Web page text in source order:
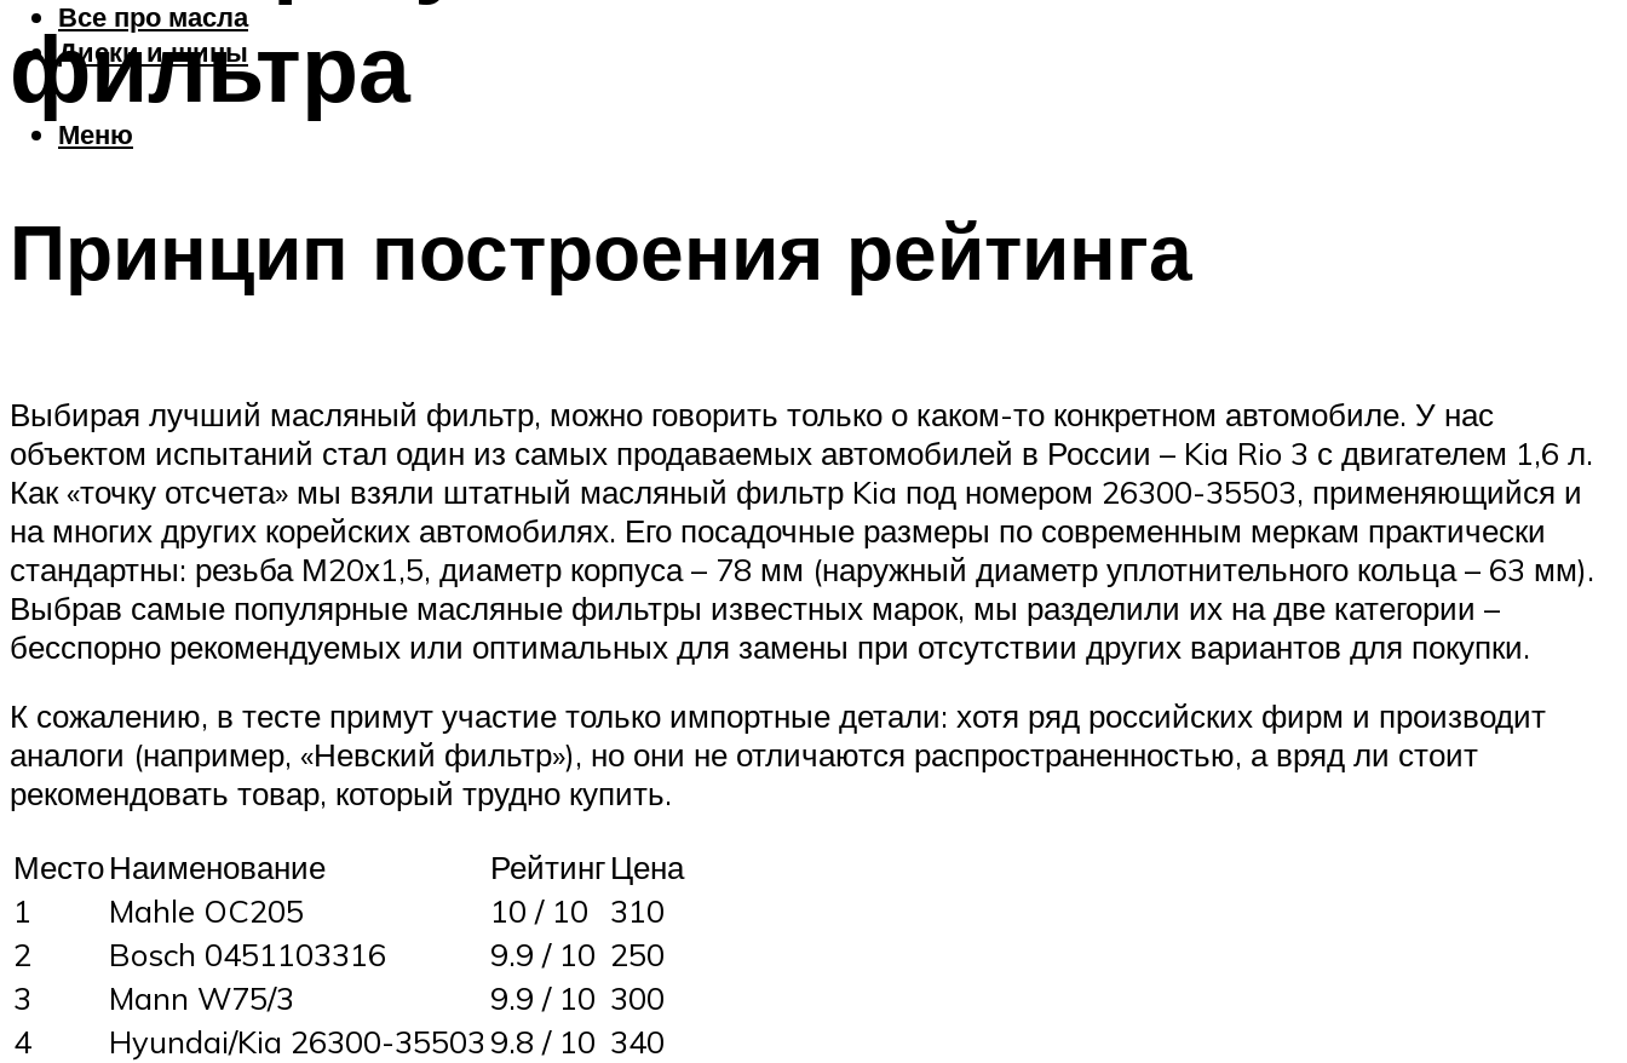
Все про масла
Диски и шины
Меню
фильтра
Принцип построения рейтинга
Выбирая лучший масляный фильтр, можно говорить только о каком-то конкретном автомобиле. У нас
объектом испытаний стал один из самых продаваемых автомобилей в России – Kia Rio 3 с двигателем 1,6 л.
Как «точку отсчета» мы взяли штатный масляный фильтр Kia под номером 26300-35503, применяющийся и
на многих других корейских автомобилях. Его посадочные размеры по современным меркам практически
стандартны: резьба М20х1,5, диаметр корпуса – 78 мм (наружный диаметр уплотнительного кольца – 63 мм).
Выбрав самые популярные масляные фильтры известных марок, мы разделили их на две категории –
бесспорно рекомендуемых или оптимальных для замены при отсутствии других вариантов для покупки.
К сожалению, в тесте примут участие только импортные детали: хотя ряд российских фирм и производит
аналоги (например, «Невский фильтр»), но они не отличаются распространенностью, а вряд ли стоит
рекомендовать товар, который трудно купить.
МестоНаименование РейтингЦена
1
Mahle OC205 10 / 10
310
2
Bosch 0451103316 9.9 / 10 250
3
Mann W75/3 9.9 / 10 300
4
Hyundai/Kia 26300-35503 9.8 / 10 340